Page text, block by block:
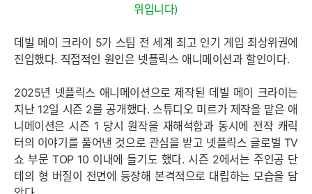
위입니다)
데빌 메이 크라이 5가 스팀 전 세계 최고 인기 게임 최상위권에
진입했다. 직접적인 원인은 넷플릭스 애니메이션과 할인이다.
2025년 넷플릭스 애니메이션으로 제작된 데빌 메이 크라이는
지난 12일 시즌 2를 공개했다. 스튜디오 미르가 제작을 맡은 애
니메이션은 시즌 1 당시 원작을 재해석함과 동시에 전작 캐릭
터의 이야기를 풀어낸 것으로 관심을 받고 넷플릭스 글로벌 TV
쇼 부문 TOP 10 이내에 들기도 했다. 시즌 2에서는 주인공 단
테의 형 버질이 전면에 등장해 본격적으로 대립하는 모습을 담